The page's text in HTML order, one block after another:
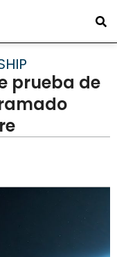
prueba de